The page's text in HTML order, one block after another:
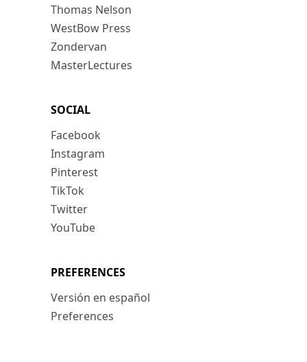
Thomas Nelson
WestBow Press
Zondervan
MasterLectures
SOCIAL
Facebook
Instagram
Pinterest
TikTok
Twitter
YouTube
PREFERENCES
Versión en español
Preferences